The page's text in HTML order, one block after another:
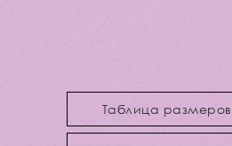
Таблица размеров